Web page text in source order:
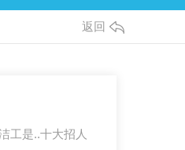
返回
工是..十大招人